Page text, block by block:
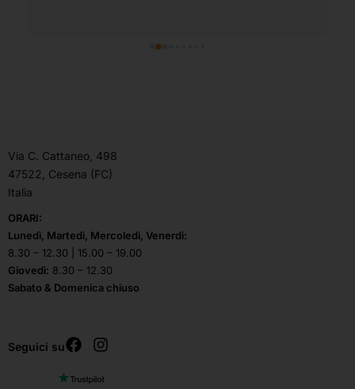
Via C. Cattaneo, 498
47522, Cesena (FC)
Italia
ORARI:
Lunedì, Martedì, Mercoledì, Venerdì:
8.30 – 12.30 | 15.00 – 19.00
Giovedì: 8.30 – 12.30
Sabato & Domenica chiuso
Seguici su